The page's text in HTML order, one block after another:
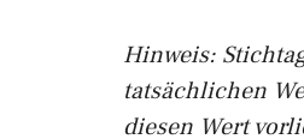
Hinweis:
tatsächlichen
diesen Wert